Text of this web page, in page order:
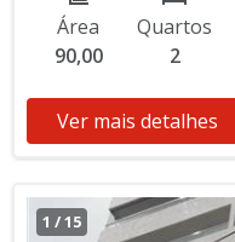
Área
90,00
Quartos
2
Ver mais detalhes
1 /15